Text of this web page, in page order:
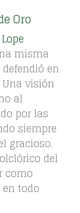
Oro
Lope
misma
en
Una visión
al
por las
siempre
gracioso.
del
como
todo